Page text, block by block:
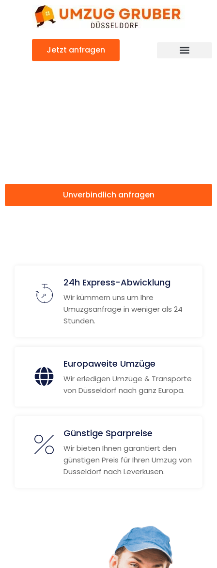
Jetzt anfragen
Unverbindlich anfragen
24h Express-Abwicklung
Wir kümmern uns um Ihre
Umuzgsanfrage in weniger als 24
Stunden.
Europaweite Umzüge
Wir erledigen Umzüge & Transporte
von Düsseldorf nach ganz Europa.
Günstige Sparpreise
Wir bieten Ihnen garantiert den
günstigen Preis für Ihren Umzug von
Düsseldorf nach Leverkusen.